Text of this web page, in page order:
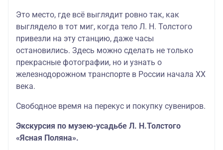
Это место, где всё выглядит ровно так, как
выглядело в тот миг, когда тело Л. Н. Толстого
привезли на эту станцию, даже часы
остановились. Здесь можно сделать не только
прекрасные фотографии, но и узнать о
железнодорожном транспорте в России начала XX
века.
Свободное время на перекус и покупку сувениров.
Экскурсия по музею-усадьбе Л. Н.Толстого
«Ясная Поляна».